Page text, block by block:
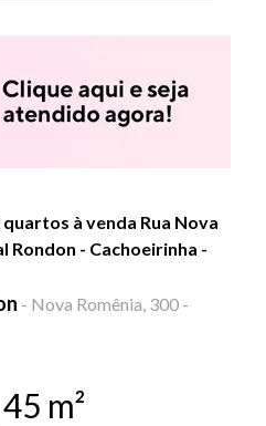
à venda Rua Nova
Rondon - Cachoeirinha -
- Nova Romênia, 300 -
45 m²